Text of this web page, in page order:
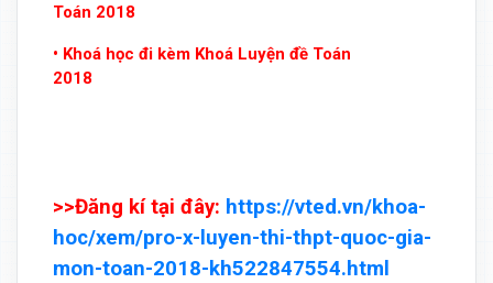
Toán 2018
• Khoá học đi kèm Khoá Luyện đề Toán
2018
>>Đăng kí tại đây: https://vted.vn/khoa-
hoc/xem/pro-x-luyen-thi-thpt-quoc-gia-
mon-toan-2018-kh522847554.html